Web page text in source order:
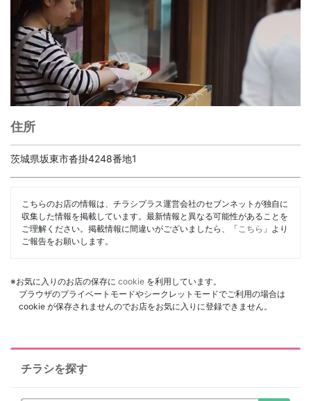
住所
茨城県坂東市沓掛4248番地1
こちらのお店の情報は、チラシプラス運営会社のセブンネットが独自に
収集した情報を掲載しています。最新情報と異なる可能性があることを
ご理解ください。掲載情報に間違いがございましたら、「 こちら 」より
ご報告をお願いします。
※お気に入りのお店の保存に cookie を利用しています。
ブラウザのプライベートモードやシークレットモードでご利用の場合は
cookie が保存されませんのでお店をお気に入りに登録できません。
チラシを探す